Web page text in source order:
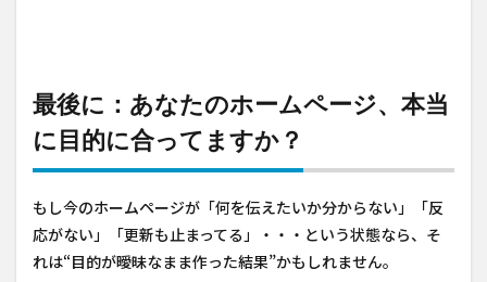
最後に：あなたのホームページ、本当
に目的に合ってますか？
もし今のホームページが「何を伝えたいか分からない」「反
応がない」「更新も止まってる」・・・という状態なら、そ
れは“目的が曖昧なまま作った結果”かもしれません。